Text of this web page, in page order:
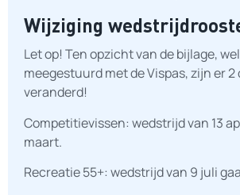
Wijziging
Let op! Ten opzicht van de bijlage,
meegestuurd met de Vispas, zijn er
veranderd!
Competitievissen: wedstrijd van 13
maart.
Recreatie 55+: wedstrijd van 9 juli